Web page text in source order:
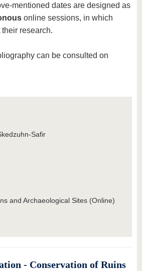
mentioned dates are designed as
online sessions, in which
research.
can be consulted on
Safir
and Archaeological Sites (Online)
- Conservation of Ruins